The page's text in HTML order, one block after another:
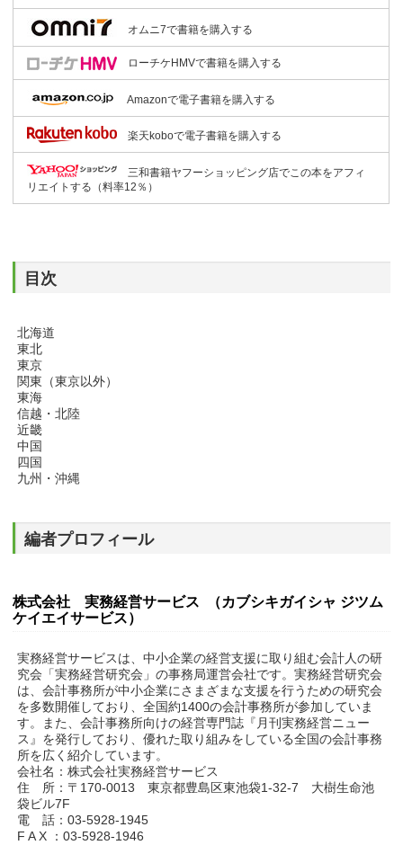
オムニ7で書籍を購入する
ローチケHMVで書籍を購入する
Amazonで電子書籍を購入する
楽天koboで電子書籍を購入する
三和書籍ヤフーショッピング店でこの本をアフィ
リエイトする（料率12％）
目次
北海道
東北
東京
関東（東京以外）
東海
信越・北陸
近畿
中国
四国
九州・沖縄
編者プロフィール
株式会社 実務経営サービス （カブシキガイシャ ジツム
ケイエイサービス）
実務経営サービスは、中小企業の経営支援に取り組む会計人の研
究会「実務経営研究会」の事務局運営会社です。実務経営研究会
は、会計事務所が中小企業にさまざまな支援を行うための研究会
を多数開催しており、全国約1400の会計事務所が参加していま
す。また、会計事務所向けの経営専門誌『月刊実務経営ニュー
ス』を発行しており、優れた取り組みをしている全国の会計事務
所を広く紹介しています。
会社名：株式会社実務経営サービス
住 所：〒170-0013 東京都豊島区東池袋1-32-7 大樹生命池
袋ビル7F
電 話：03-5928-1945
F A X ：03-5928-1946